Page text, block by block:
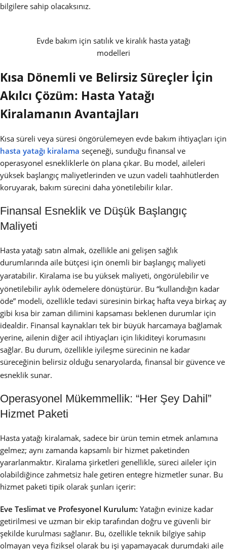
bilgilere sahip olacaksınız.
Evde bakım için satılık ve kiralık hasta yatağı
modelleri
Kısa Dönemli ve Belirsiz Süreçler İçin
Akılcı Çözüm: Hasta Yatağı
Kiralamanın Avantajları
Kısa süreli veya süresi öngörülemeyen evde bakım ihtiyaçları için
hasta yatağı kiralama seçeneği, sunduğu finansal ve
operasyonel esnekliklerle ön plana çıkar. Bu model, aileleri
yüksek başlangıç maliyetlerinden ve uzun vadeli taahhütlerden
koruyarak, bakım sürecini daha yönetilebilir kılar.
Finansal Esneklik ve Düşük Başlangıç
Maliyeti
Hasta yatağı satın almak, özellikle ani gelişen sağlık
durumlarında aile bütçesi için önemli bir başlangıç maliyeti
yaratabilir. Kiralama ise bu yüksek maliyeti, öngörülebilir ve
yönetilebilir aylık ödemelere dönüştürür. Bu “kullandığın kadar
öde” modeli, özellikle tedavi süresinin birkaç hafta veya birkaç ay
gibi kısa bir zaman dilimini kapsaması beklenen durumlar için
idealdir. Finansal kaynakları tek bir büyük harcamaya bağlamak
yerine, ailenin diğer acil ihtiyaçları için likiditeyi korumasını
sağlar. Bu durum, özellikle iyileşme sürecinin ne kadar
süreceğinin belirsiz olduğu senaryolarda, finansal bir güvence ve
esneklik sunar.
Operasyonel Mükemmellik: “Her Şey Dahil”
Hizmet Paketi
Hasta yatağı kiralamak, sadece bir ürün temin etmek anlamına
gelmez; aynı zamanda kapsamlı bir hizmet paketinden
yararlanmaktır. Kiralama şirketleri genellikle, süreci aileler için
olabildiğince zahmetsiz hale getiren entegre hizmetler sunar. Bu
hizmet paketi tipik olarak şunları içerir:
Eve Teslimat ve Profesyonel Kurulum: Yatağın evinize kadar
getirilmesi ve uzman bir ekip tarafından doğru ve güvenli bir
şekilde kurulması sağlanır. Bu, özellikle teknik bilgiye sahip
olmayan veya fiziksel olarak bu işi yapamayacak durumdaki aile